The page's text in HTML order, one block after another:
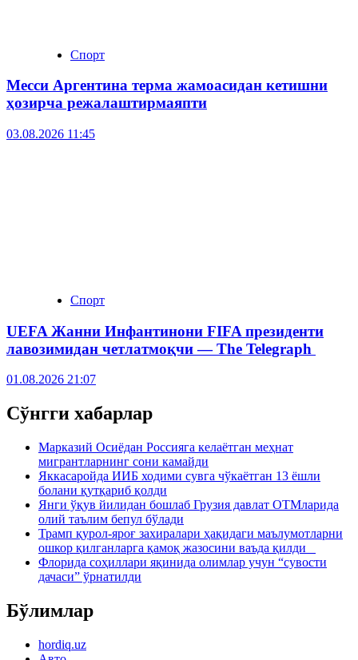
Спорт
Месси Аргентина терма жамоасидан кетишни
ҳозирча режалаштирмаяпти
03.08.2026 11:45
Спорт
UEFA Жанни Инфантинони FIFA президенти
лавозимидан четлатмоқчи — The Telegraph
01.08.2026 21:07
Сўнгги хабарлар
Марказий Осиёдан Россияга келаётган меҳнат
мигрантларнинг сони камайди
Яккасаройда ИИБ ходими сувга чўкаётган 13 ёшли
болани қутқариб қолди
Янги ўқув йилидан бошлаб Грузия давлат ОТМларида
олий таълим бепул бўлади
Трамп қурол-яроғ захиралари ҳақидаги маълумотларни
ошкор қилганларга қамоқ жазосини ваъда қилди
Флорида соҳиллари яқинида олимлар учун “сувости
дачаси” ўрнатилди
Бўлимлар
hordiq.uz